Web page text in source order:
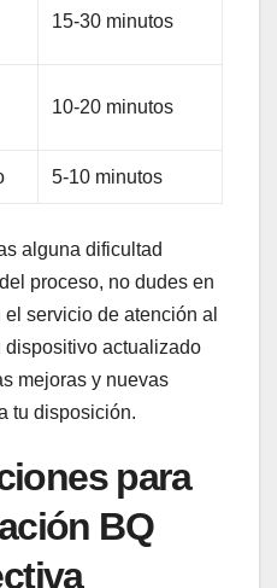
15-30 minutos
10-20 minutos
5-10‌ minutos
alguna dificultad
proceso, no dudes ⁤en
servicio de ⁣atención ‌al
dispositivo​ actualizado‍
⁤mejoras ‍y nuevas‍
⁣tu disposición.
para
BQ